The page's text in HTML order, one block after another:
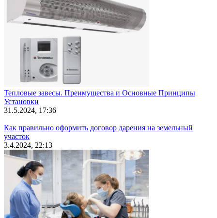
Тепловые завесы. Преимущества и Основные Принципы
Установки
31.5.2024, 17:36
Как правильно оформить договор дарения на земельный
участок
3.4.2024, 22:13